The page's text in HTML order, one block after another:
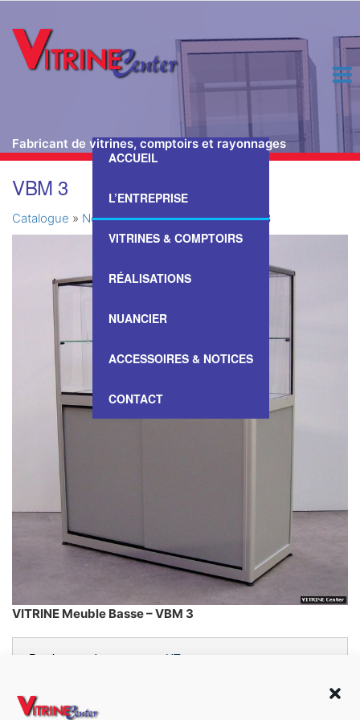
Fabricant de vitrines, comptoirs et rayonnages
ACCUEIL
L’ENTREPRISE
VITRINES & COMPTOIRS
RÉALISATIONS
NUANCIER
ACCESSOIRES & NOTICES
CONTACT
VBM 3
Catalogue » Nos Vitrines & Comptoirs»VBM 3
VITRINE Meuble Basse – VBM 3
Prix à partir de : HT
Dimensions: